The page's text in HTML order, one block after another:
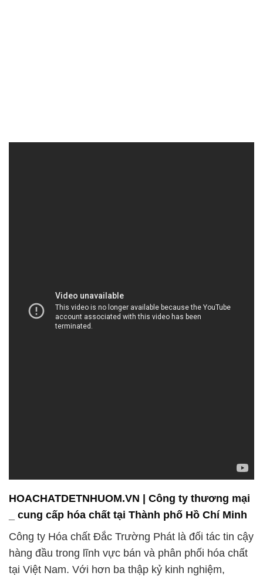
HOACHATDETNHUOM.VN | Công ty thương mại
_ cung cấp hóa chất tại Thành phố Hồ Chí Minh
Công ty Hóa chất Đắc Trường Phát là đối tác tin cậy
hàng đầu trong lĩnh vực bán và phân phối hóa chất
tại Việt Nam. Với hơn ba thập kỷ kinh nghiệm,